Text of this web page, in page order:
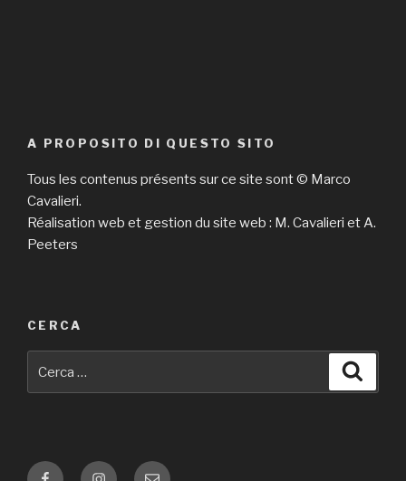
A PROPOSITO DI QUESTO SITO
Tous les contenus présents sur ce site sont © Marco
Cavalieri.
Réalisation web et gestion du site web : M. Cavalieri et A.
Peeters
CERCA
FacebookInstagram
E-